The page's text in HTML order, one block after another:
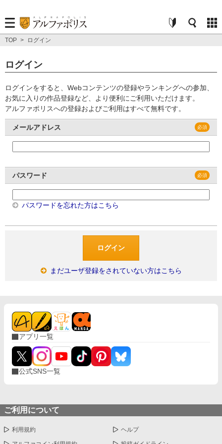
TOP > ログイン
ログイン
ログインをすると、Webコンテンツの登録やランキングへの参加、
お気に入りの作品登録など、より便利にご利用いただけます。
アルファポリスへの登録およびご利用はすべて無料です。
メールアドレス
パスワード
パスワードを忘れた方はこちら
まだユーザ登録をされていない方はこちら
アプリ一覧
公式SNS一覧
ご利用について
利用規約 ヘルプ